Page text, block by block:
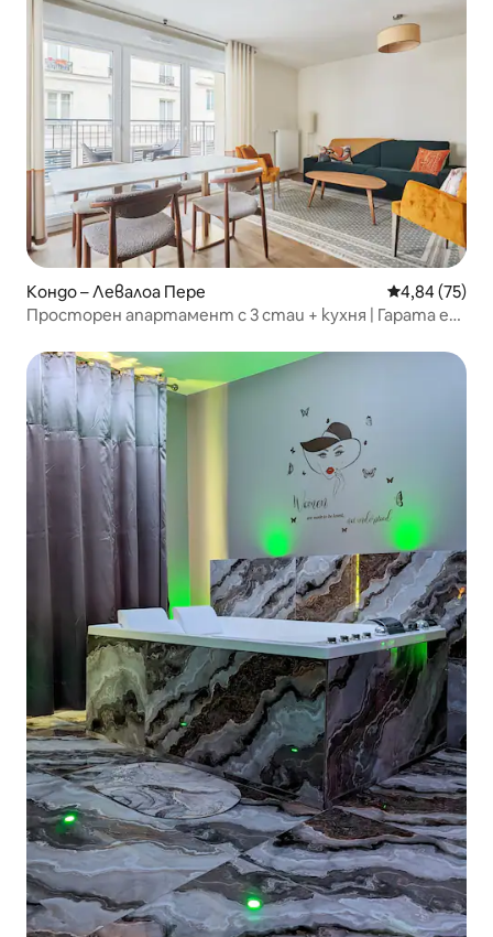
Кондо – Левалоа Пере Средна
4,84 (75)
Просторен апартамент с 3 стаи + кухня | Гарата е